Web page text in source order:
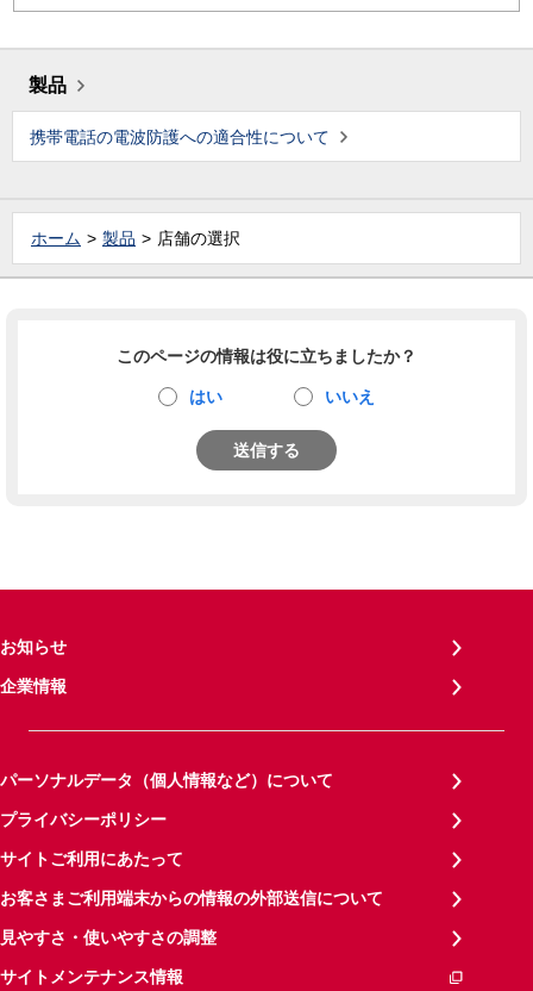
製品
携帯電話の電波防護への適合性について
ホーム 製品 店舗の選択
このページの情報は役に立ちましたか？
はい いいえ
送信する
お知らせ
企業情報
パーソナルデータ（個人情報など）について
プライバシーポリシー
サイトご利用にあたって
お客さまご利用端末からの情報の外部送信について
見やすさ・使いやすさの調整
サイトメンテナンス情報